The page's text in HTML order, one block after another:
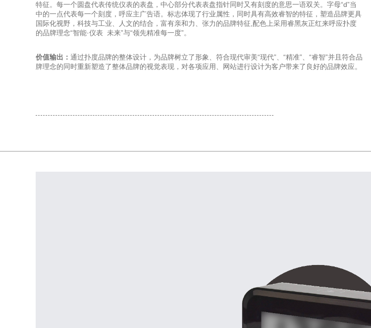
特征。每一个圆盘代表传统仪表的表盘，中心部分代表表盘指针同时又有刻度的意思一语双关。字母“d”当
中的一点代表每一个刻度，呼应主广告语。标志体现了行业属性，同时具有高效睿智的特征，塑造品牌更具
国际化视野，科技与工业、人文的结合，富有亲和力、张力的品牌特征,配色上采用睿黑灰正红来呼应扑度
的品牌理念“智能·仪表 未来”与“领先精准每一度”。
价值输出： 通过扑度品牌的整体设计，为品牌树立了形象、符合现代审美“现代”、“精准”、“睿智”并且符合品
牌理念的同时重新塑造了整体品牌的视觉表现，对各项应用、网站进行设计为客户带来了良好的品牌效应。